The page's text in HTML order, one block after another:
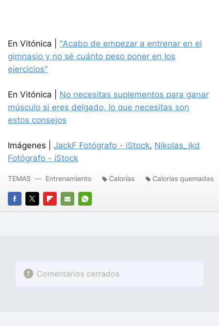
En Vitónica | "Acabo de empezar a entrenar en el
gimnasio y no sé cuánto peso poner en los
ejercicios"
En Vitónica | No necesitas suplementos para ganar
músculo si eres delgado, lo que necesitas son
estos consejos
Imágenes | JackF Fotógrafo - iStock, Nikolas_jkd
Fotógrafo - iStock
FACEBOOK
TWITTERFLIPBOARD
E-
WHATSAPP
TEMAS Entrenamiento Calorías Calorías quemadas
Comentarios cerrados